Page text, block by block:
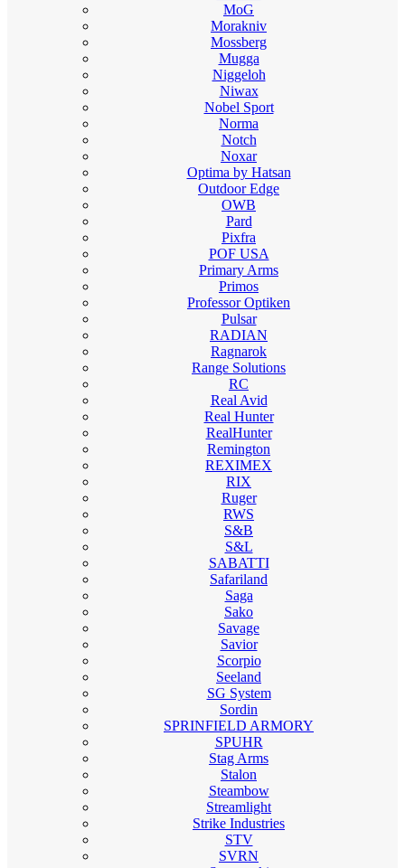
MoG
Morakniv
Mossberg
Mugga
Niggeloh
Niwax
Nobel Sport
Norma
Notch
Noxar
Optima by Hatsan
Outdoor Edge
OWB
Pard
Pixfra
POF USA
Primary Arms
Primos
Professor Optiken
Pulsar
RADIAN
Ragnarok
Range Solutions
RC
Real Avid
Real Hunter
RealHunter
Remington
REXIMEX
RIX
Ruger
RWS
S&B
S&L
SABATTI
Safariland
Saga
Sako
Savage
Savior
Scorpio
Seeland
SG System
Sordin
SPRINFIELD ARMORY
SPUHR
Stag Arms
Stalon
Steambow
Streamlight
Strike Industries
STV
SVRN